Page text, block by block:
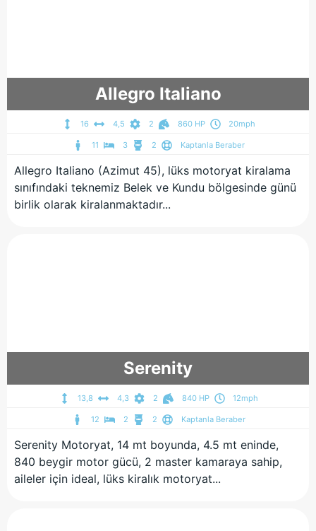
Allegro Italiano
16 4,5 2 860 HP 20mph
11 3 2 Kaptanla Beraber
Allegro Italiano (Azimut 45), lüks motoryat kiralama
sınıfındaki teknemiz Belek ve Kundu bölgesinde günü
birlik olarak kiralanmaktadır...
Serenity
13,8 4,3 2 840 HP 12mph
12 2 2 Kaptanla Beraber
Serenity Motoryat, 14 mt boyunda, 4.5 mt eninde,
840 beygir motor gücü, 2 master kamaraya sahip,
aileler için ideal, lüks kiralık motoryat...